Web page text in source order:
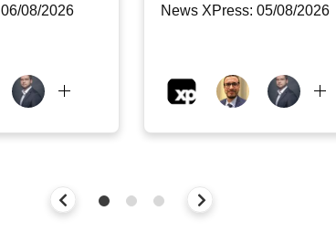
08/2026 News XPress: 05/08/2026